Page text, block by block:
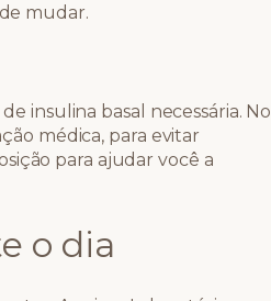
mudar.
insulina basal necessária. No
médica, para evitar
para ajudar você a
o dia